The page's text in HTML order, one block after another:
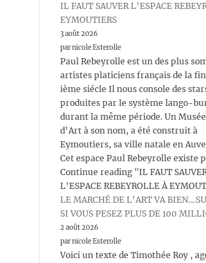
IL FAUT SAUVER L’ESPACE
EYMOUTIERS
3 août 2026
par nicole Esterolle
Paul Rebeyrolle est un des plus
artistes platiciens français de la fin
ième siécle Il nous console des
produites par le système lango-
durant la même période. Un
d’Art à son nom, a été construit à
Eymoutiers, sa ville natale en
Cet espace Paul Rebeyrolle existe
Continue reading "IL FAUT
L’ESPACE REBEYROLLE À
LE MARCHÉ DE L’ART VA
SI VOUS PESEZ PLUS DE 100
2 août 2026
par nicole Esterolle
Voici un texte de Timothée Roy ,